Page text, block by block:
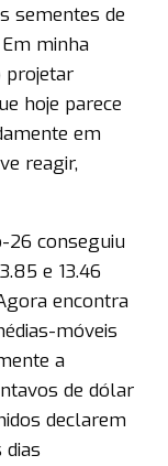
sementes de
minha
projetar
hoje parece
em
reagir,
26 conseguiu
e 13.46
encontra
móveis
a
de dólar
declarem